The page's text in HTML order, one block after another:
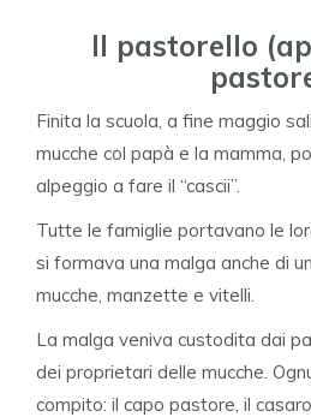
Il pastorello
Finita la scuola, a fine maggio
mucche col papà e la mamma,
alpeggio a fare il “cascii”.
Tutte le famiglie portavano le
si formava una malga anche di
mucche, manzette e vitelli.
La malga veniva custodita dai
dei proprietari delle mucche.
compito: il capo pastore, il